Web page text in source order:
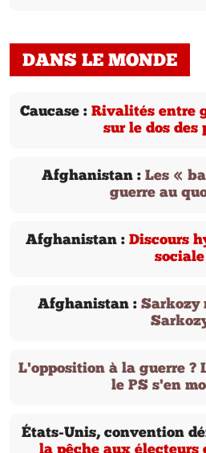
DANS LE MONDE
Caucase : Rivalités entre
sur le dos des
Afghanistan : Les «
guerre au
Afghanistan : Discours
sociale
Afghanistan : Sarkozy
L'opposition à la guerre ?
le PS s'en
États-Unis, convention